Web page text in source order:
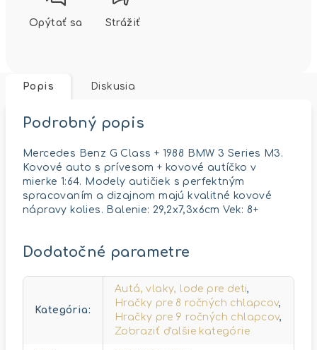
Opýtať sa Strážiť
Popis Diskusia
Podrobný popis
Mercedes Benz G Class + 1988 BMW 3 Series M3.
Kovové auto s prívesom + kovové autíčko v
mierke 1:64. Modely autičiek s perfektným
spracovaním a dizajnom majú kvalitné kovové
nápravy kolies. Balenie: 29,2x7,3x6cm Vek: 8+
Dodatočné parametre
Kategória:
Autá, vlaky, lode pre deti,
Hračky pre 8 ročných chlapcov,
Hračky pre 9 ročných chlapcov,
Zobraziť ďalšie kategórie